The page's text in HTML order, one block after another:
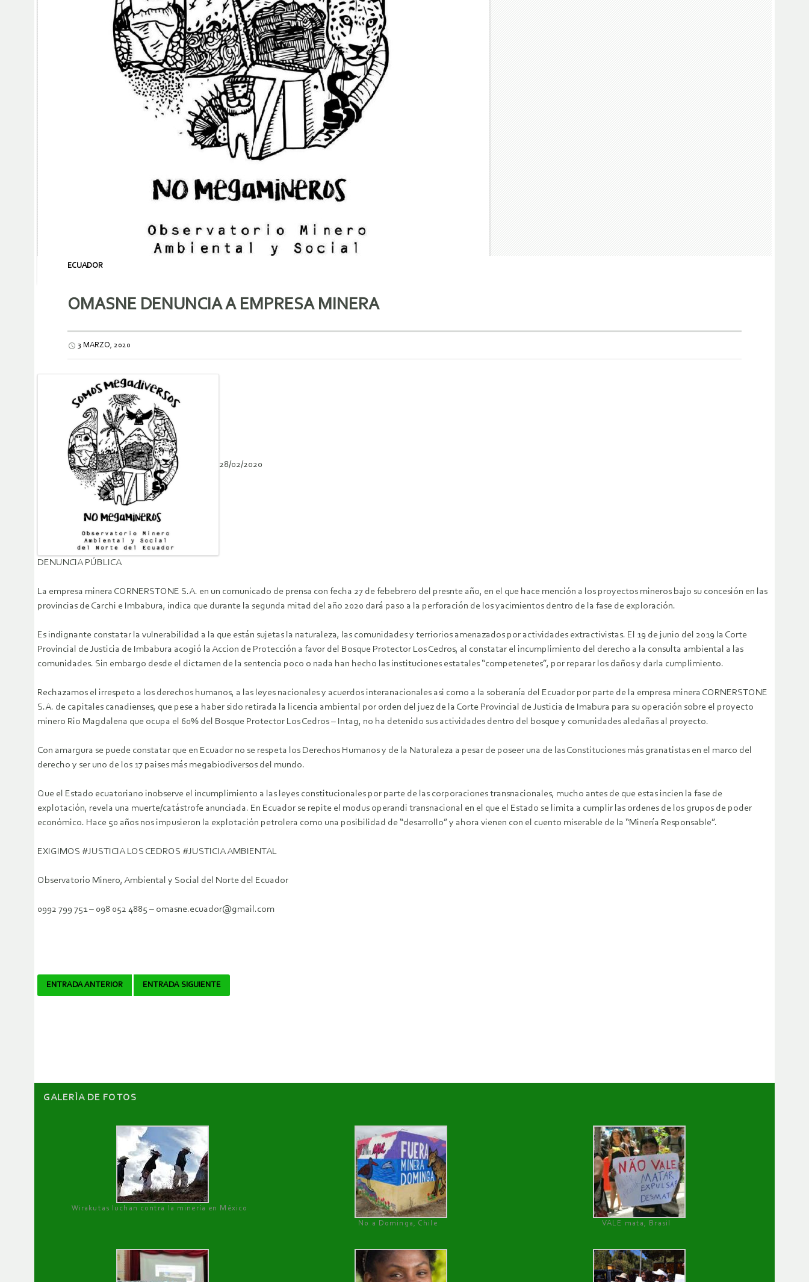
ECUADOR
OMASNE DENUNCIA A EMPRESA MINERA
3 MARZO, 2020
28/02/2020
DENUNCIA PÚBLICA
La empresa minera CORNERSTONE S.A. en un comunicado de prensa con fecha 27 de febebrero del presnte año, en el que hace mención a los proyectos mineros bajo su concesión en las
provincias de Carchi e Imbabura, indica que durante la segunda mitad del año 2020 dará paso a la perforación de los yacimientos dentro de la fase de exploración.
Es indignante constatar la vulnerabilidad a la que están sujetas la naturaleza, las comunidades y terriorios amenazados por actividades extractivistas. El 19 de junio del 2019 la Corte
Provincial de Justicia de Imbabura acogió la Accion de Protección a favor del Bosque Protector Los Cedros, al constatar el incumplimiento del derecho a la consulta ambiental a las
comunidades. Sin embargo desde el dictamen de la sentencia poco o nada han hecho las instituciones estatales “competenetes”, por reparar los daños y darla cumplimiento.
Rechazamos el irrespeto a los derechos humanos, a las leyes nacionales y acuerdos interanacionales asi como a la soberanía del Ecuador por parte de la empresa minera CORNERSTONE
S.A. de capitales canadienses, que pese a haber sido retirada la licencia ambiental por orden del juez de la Corte Provincial de Justicia de Imabura para su operación sobre el proyecto
minero Rio Magdalena que ocupa el 60% del Bosque Protector Los Cedros – Intag, no ha detenido sus actividades dentro del bosque y comunidades aledañas al proyecto.
Con amargura se puede constatar que en Ecuador no se respeta los Derechos Humanos y de la Naturaleza a pesar de poseer una de las Constituciones más granatistas en el marco del
derecho y ser uno de los 17 paises más megabiodiversos del mundo.
Que el Estado ecuatoriano inobserve el incumplimiento a las leyes constitucionales por parte de las corporaciones transnacionales, mucho antes de que estas incien la fase de
explotación, revela una muerte/catástrofe anunciada. En Ecuador se repite el modus operandi transnacional en el que el Estado se limita a cumplir las ordenes de los grupos de poder
económico. Hace 50 años nos impusieron la explotación petrolera como una posibilidad de “desarrollo” y ahora vienen con el cuento miserable de la “Minería Responsable”.
EXIGIMOS #JUSTICIA LOS CEDROS #JUSTICIA AMBIENTAL
Observatorio Minero, Ambiental y Social del Norte del Ecuador
0992 799 751 – 098 052 4885 – omasne.ecuador@gmail.com
Navegador
ENTRADA ANTERIOR ENTRADA SIGUIENTE
GALERÌA DE FOTOS
Wirakutas luchan contra la minería en México
No a Dominga, Chile
VALE mata, Brasil